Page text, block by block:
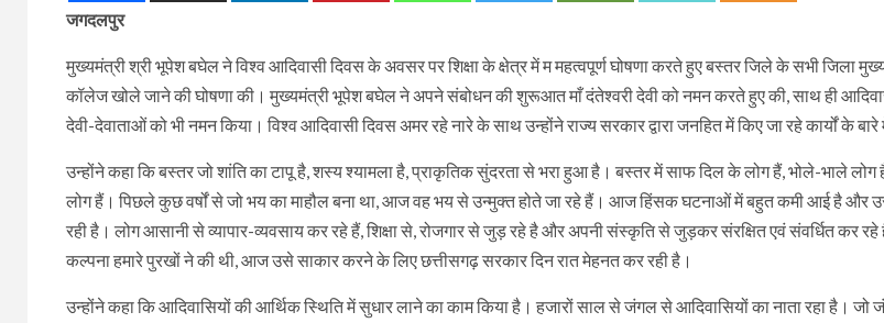
जगदलपुर
मुख्यमंत्री श्री भूपेश बघेल ने विश्व आदिवासी दिवस के अवसर पर शिक्षा के क्षेत्र में म महत्वपूर्ण घोषणा करते हुए बस्तर जिले के सभी जिला
कॉलेज खोले जाने की घोषणा की। मुख्यमंत्री भूपेश बघेल ने अपने संबोधन की शुरूआत माँ दंतेश्वरी देवी को नमन करते हुए की, साथ ही
देवी-देवाताओं को भी नमन किया। विश्व आदिवासी दिवस अमर रहे नारे के साथ उन्होंने राज्य सरकार द्वारा जनहित में किए जा रहे कार्यों के बारे
उन्होंने कहा कि बस्तर जो शांति का टापू है, शस्य श्यामला है, प्राकृतिक सुंदरता से भरा हुआ है। बस्तर में साफ दिल के लोग हैं, भोले-भाले
लोग हैं। पिछले कुछ वर्षों से जो भय का माहौल बना था, आज वह भय से उन्मुक्त होते जा रहे हैं। आज हिंसक घटनाओं में बहुत कमी आई है और
रही है। लोग आसानी से व्यापार-व्यवसाय कर रहे हैं, शिक्षा से, रोजगार से जुड़ रहे है और अपनी संस्कृति से जुड़कर संरक्षित एवं संवर्धित कर
कल्पना हमारे पुरखों ने की थी, आज उसे साकार करने के लिए छत्तीसगढ़ सरकार दिन रात मेहनत कर रही है।
उन्होंने कहा कि आदिवासियों की आर्थिक स्थिति में सुधार लाने का काम किया है। हजारों साल से जंगल से आदिवासियों का नाता रहा है।